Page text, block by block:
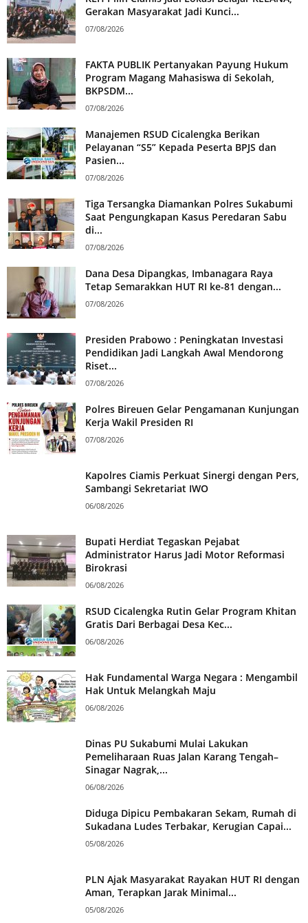
Gerakan Masyarakat Jadi Kunci...
07/08/2026
FAKTA PUBLIK Pertanyakan Payung Hukum
Program Magang Mahasiswa di Sekolah,
BKPSDM...
07/08/2026
Manajemen RSUD Cicalengka Berikan
Pelayanan “S5” Kepada Peserta BPJS dan
Pasien...
07/08/2026
Tiga Tersangka Diamankan Polres Sukabumi
Saat Pengungkapan Kasus Peredaran Sabu
di...
07/08/2026
Dana Desa Dipangkas, Imbanagara Raya
Tetap Semarakkan HUT RI ke-81 dengan...
07/08/2026
Presiden Prabowo : Peningkatan Investasi
Pendidikan Jadi Langkah Awal Mendorong
Riset...
07/08/2026
Polres Bireuen Gelar Pengamanan Kunjungan
Kerja Wakil Presiden RI
07/08/2026
Kapolres Ciamis Perkuat Sinergi dengan Pers,
Sambangi Sekretariat IWO
06/08/2026
Bupati Herdiat Tegaskan Pejabat
Administrator Harus Jadi Motor Reformasi
Birokrasi
06/08/2026
RSUD Cicalengka Rutin Gelar Program Khitan
Gratis Dari Berbagai Desa Kec...
06/08/2026
Hak Fundamental Warga Negara : Mengambil
Hak Untuk Melangkah Maju
06/08/2026
Dinas PU Sukabumi Mulai Lakukan
Pemeliharaan Ruas Jalan Karang Tengah–
Sinagar Nagrak,...
06/08/2026
Diduga Dipicu Pembakaran Sekam, Rumah di
Sukadana Ludes Terbakar, Kerugian Capai...
05/08/2026
PLN Ajak Masyarakat Rayakan HUT RI dengan
Aman, Terapkan Jarak Minimal...
05/08/2026